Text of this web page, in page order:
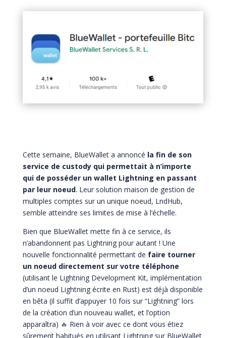
Cette semaine, BlueWallet a annoncé la fin de son
service de custody qui permettait à n’importe
qui de posséder un wallet Lightning en passant
par leur noeud. Leur solution maison de gestion de
multiples comptes sur un unique noeud, LndHub,
semble atteindre ses limites de mise à l’échelle.
Bien que BlueWallet mette fin à ce service, ils
n’abandonnent pas Lightning pour autant ! Une
nouvelle fonctionnalité permettant de faire tourner
un noeud directement sur votre téléphone
(utilisant le Lightning Development Kit, implémentation
d’un noeud Lightning écrite en Rust) est déjà disponible
en bêta (il suffit d’appuyer 10 fois sur “Lightning” lors
de la création d’un nouveau wallet, et l’option
apparaîtra) 🔥 Rien à voir avec ce dont vous étiez
sûrement habitués en utilisant Lightning sur BlueWallet